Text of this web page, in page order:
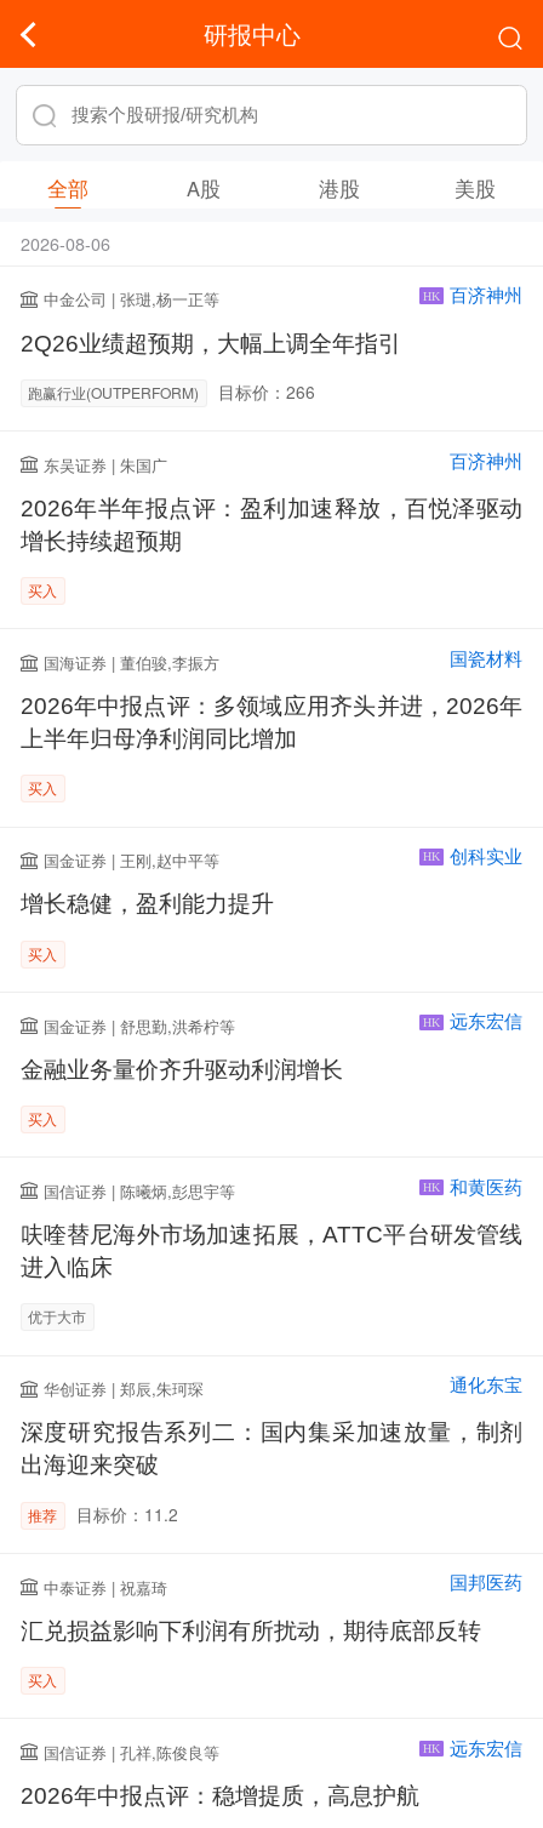
研报中心
全部 A股 港股 美股
2026-08-06
中金公司 | 张琎,杨一正等 HK 百济神州
2Q26业绩超预期，大幅上调全年指引
跑赢行业(OUTPERFORM) 目标价：266
东吴证券 | 朱国广 百济神州
2026年半年报点评：盈利加速释放，百悦泽驱动
增长持续超预期
买入
国海证券 | 董伯骏,李振方 国瓷材料
2026年中报点评：多领域应用齐头并进，2026年
上半年归母净利润同比增加
买入
国金证券 | 王刚,赵中平等 HK 创科实业
增长稳健，盈利能力提升
买入
国金证券 | 舒思勤,洪希柠等 HK 远东宏信
金融业务量价齐升驱动利润增长
买入
国信证券 | 陈曦炳,彭思宇等 HK 和黄医药
呋喹替尼海外市场加速拓展，ATTC平台研发管线
进入临床
优于大市
华创证券 | 郑辰,朱珂琛 通化东宝
深度研究报告系列二：国内集采加速放量，制剂
出海迎来突破
推荐 目标价：11.2
中泰证券 | 祝嘉琦 国邦医药
汇兑损益影响下利润有所扰动，期待底部反转
买入
国信证券 | 孔祥,陈俊良等 HK 远东宏信
2026年中报点评：稳增提质，高息护航